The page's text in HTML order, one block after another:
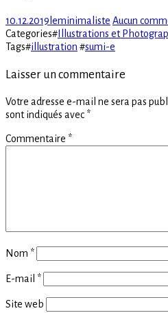
Posted
on
10.12.2019 Author
leminimaliste Aucun
Categories# Illustrations et
Tags#illustration #sumi-e
Laisser un commentaire
Votre adresse e-mail ne sera pas
sont indiqués avec *
Commentaire *
Nom *
E-mail *
Site web